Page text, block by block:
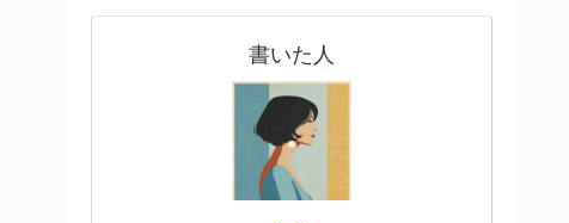
書いた人